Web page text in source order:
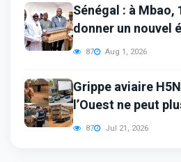
Sénégal : à
donner un nouvel
87 Aug 1, 2026
Grippe aviaire
l’Ouest ne peut
87 Jul 21, 2026